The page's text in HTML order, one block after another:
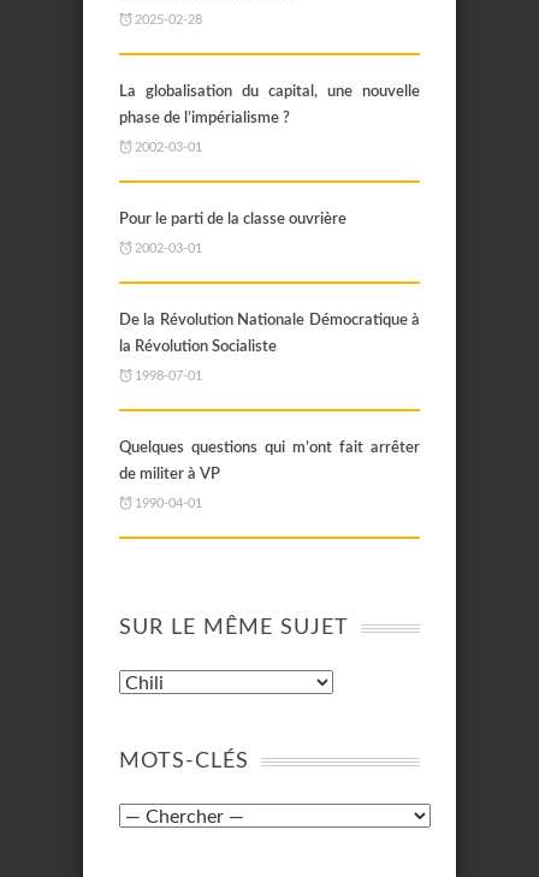
2025-02-28
La globalisation du capital, une nouvelle
phase de l’impérialisme ?
2002-03-01
Pour le parti de la classe ouvrière
2002-03-01
De la Révolution Nationale Démocratique à
la Révolution Socialiste
1998-07-01
Quelques questions qui m’ont fait arrêter
de militer à VP
1990-04-01
SUR LE MÊME SUJET
MOTS-CLÉS